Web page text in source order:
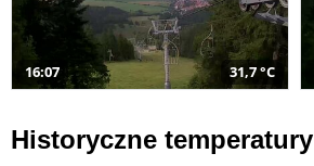
16:07 31,7 °C
Historyczne temperatury